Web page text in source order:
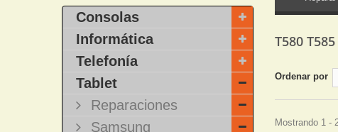
Consolas
Informática
Telefonía
Tablet
Reparaciones
Samsung
T580
Ordenar por
Mostrando 1 -